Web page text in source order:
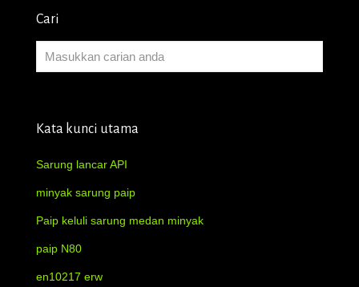
Cari
Kata kunci utama
Sarung lancar API
minyak sarung paip
Paip keluli sarung medan minyak
paip N80
en10217 erw